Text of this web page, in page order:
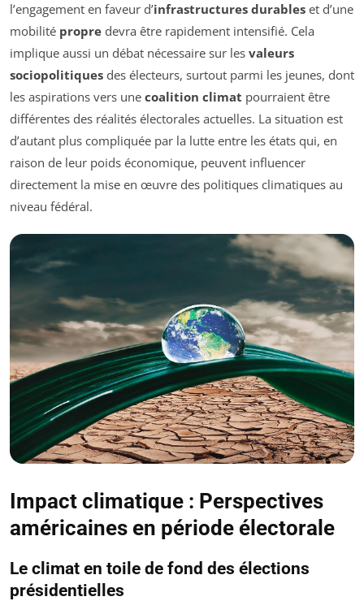
l’engagement en faveur d’infrastructures durables et d’une
mobilité propre devra être rapidement intensifié. Cela
implique aussi un débat nécessaire sur les valeurs
sociopolitiques des électeurs, surtout parmi les jeunes, dont
les aspirations vers une coalition climat pourraient être
différentes des réalités électorales actuelles. La situation est
d’autant plus compliquée par la lutte entre les états qui, en
raison de leur poids économique, peuvent influencer
directement la mise en œuvre des politiques climatiques au
niveau fédéral.
Impact climatique : Perspectives
américaines en période électorale
Le climat en toile de fond des élections
présidentielles